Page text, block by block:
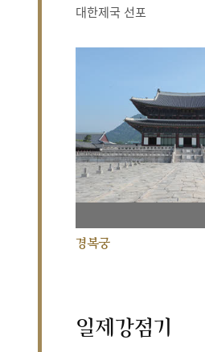
대한제국 선포
경복궁
일제강점기